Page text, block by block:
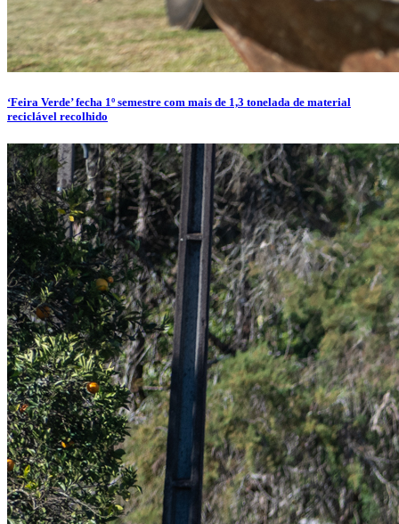
‘Feira Verde’ fecha 1º semestre com mais de 1,3 tonelada de material
reciclável recolhido